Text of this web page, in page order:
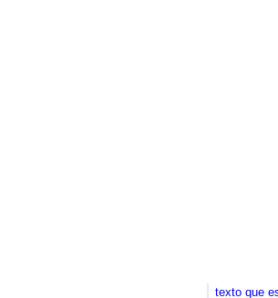
texto que